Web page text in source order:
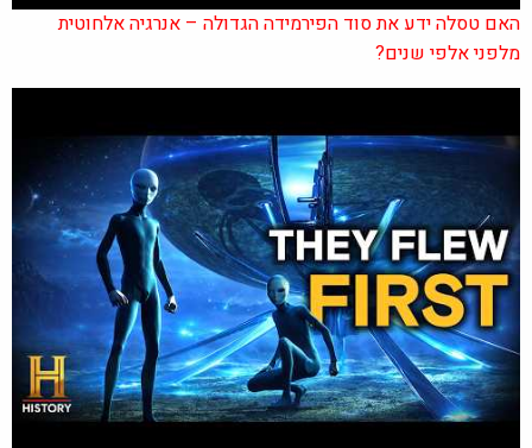
האם טסלה ידע את סוד הפירמידה הגדולה – אנרגיה אלחוטית
מלפני אלפי שנים?